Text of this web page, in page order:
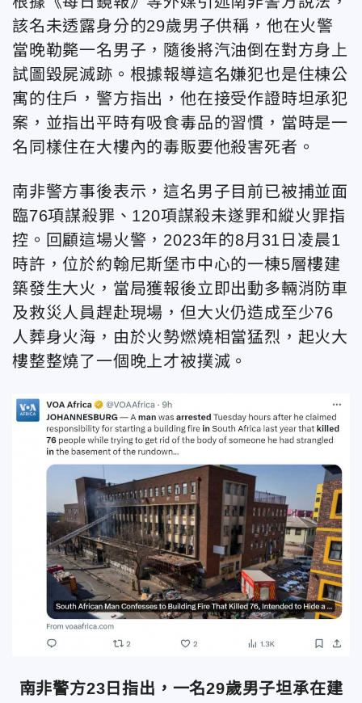
該名未透露身分的29歲男子供稱，他在火警
當晚勒斃一名男子，隨後將汽油倒在對方身上
試圖毀屍滅跡。根據報導這名嫌犯也是住棟公
寓的住戶，警方指出，他在接受作證時坦承犯
案，並指出平時有吸食毒品的習慣，當時是一
名同樣住在大樓內的毒販要他殺害死者。
南非警方事後表示，這名男子目前已被捕並面
臨76項謀殺罪、120項謀殺未遂罪和縱火罪指
控。回顧這場火警，2023年的8月31日凌晨1
時許，位於約翰尼斯堡市中心的一棟5層樓建
築發生大火，當局獲報後立即出動多輛消防車
及救災人員趕赴現場，但大火仍造成至少76
人葬身火海，由於火勢燃燒相當猛烈，起火大
樓整整燒了一個晚上才被撲滅。
南非警方23日指出，一名29歲男子坦承在建